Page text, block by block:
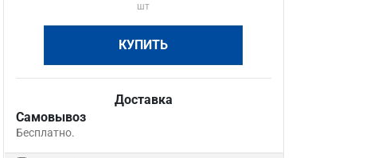
шт
КУПИТЬ
Доставка
Самовывоз
Бесплатно.